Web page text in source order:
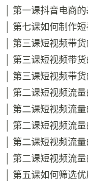
│ 第一课抖音电商
│ 第七课如何制作
│ 第三课短视频带
│ 第三课短视频带
│ 第三课短视频带
│ 第二课短视频流
│ 第二课短视频流
│ 第二课短视频流
│ 第二课短视频流
│ 第二课短视频流
│ 第五课如何筛选